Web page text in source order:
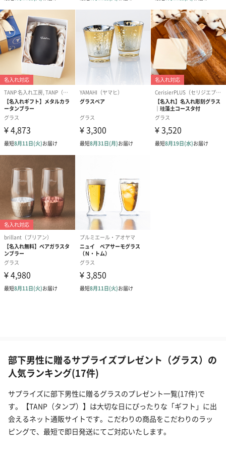
部下男性に贈るサプライズプレゼント（グラス）の
人気ランキング(17件)
サプライズに部下男性に贈るグラスのプレゼント一覧(17件)で
す。【TANP（タンプ）】は大切な日にぴったりな「ギフト」に出
会えるネット通販サイトです。こだわりの商品をこだわりのラッ
ピングで、最短で即日発送にてご対応いたします。